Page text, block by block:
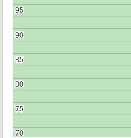
70
70
75
75
80
80
85
85
90
90
95
95